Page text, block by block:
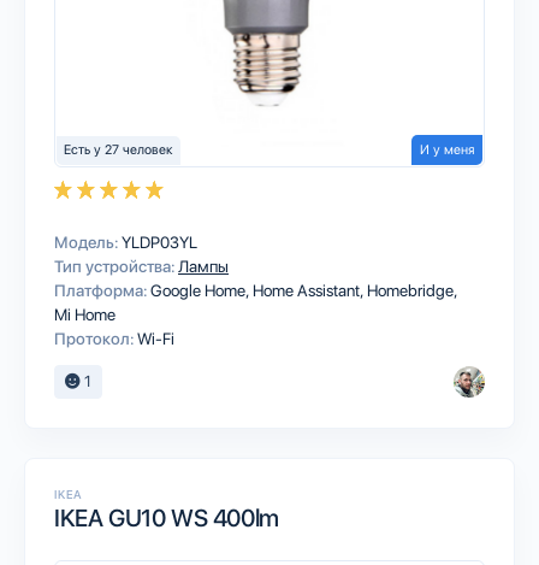
Есть у 27 человек И у меня
Модель:YLDP03YL
Тип устройства: Лампы
Платформа:Google Home Home Assistant Homebridge
Mi Home
Протокол:Wi-Fi
1
IKEA
IKEA GU10 WS 400lm